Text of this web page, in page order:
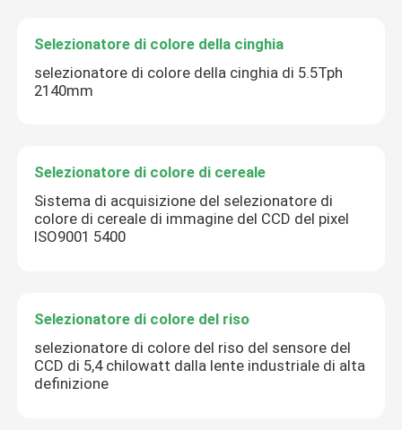
Selezionatore di colore della cinghia
selezionatore di colore della cinghia di 5.5Tph
2140mm
Selezionatore di colore di cereale
Sistema di acquisizione del selezionatore di
colore di cereale di immagine del CCD del pixel
ISO9001 5400
Selezionatore di colore del riso
selezionatore di colore del riso del sensore del
CCD di 5,4 chilowatt dalla lente industriale di alta
definizione